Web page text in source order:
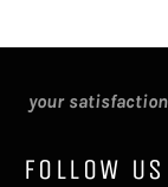
your
FOLLOW US